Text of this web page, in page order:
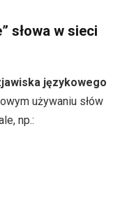
słowa w sieci
językowego
używaniu słów
np.: